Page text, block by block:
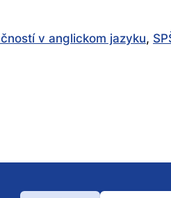
v anglickom jazyku,